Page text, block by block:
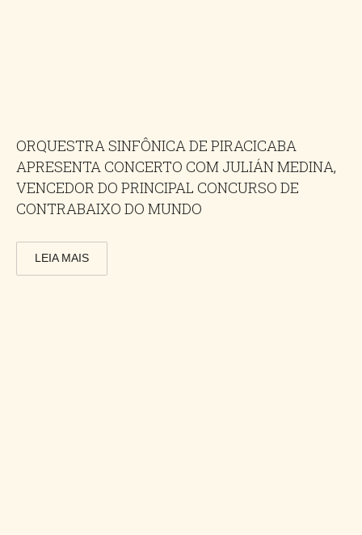
ORQUESTRA SINFÔNICA DE PIRACICABA
APRESENTA CONCERTO COM JULIÁN MEDINA,
VENCEDOR DO PRINCIPAL CONCURSO DE
CONTRABAIXO DO MUNDO
LEIA MAIS